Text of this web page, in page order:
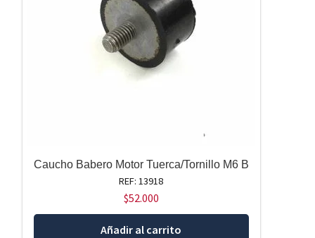
Caucho Babero Motor Tuerca/Tornillo M6 B
REF: 13918
$52.000
Añadir al carrito